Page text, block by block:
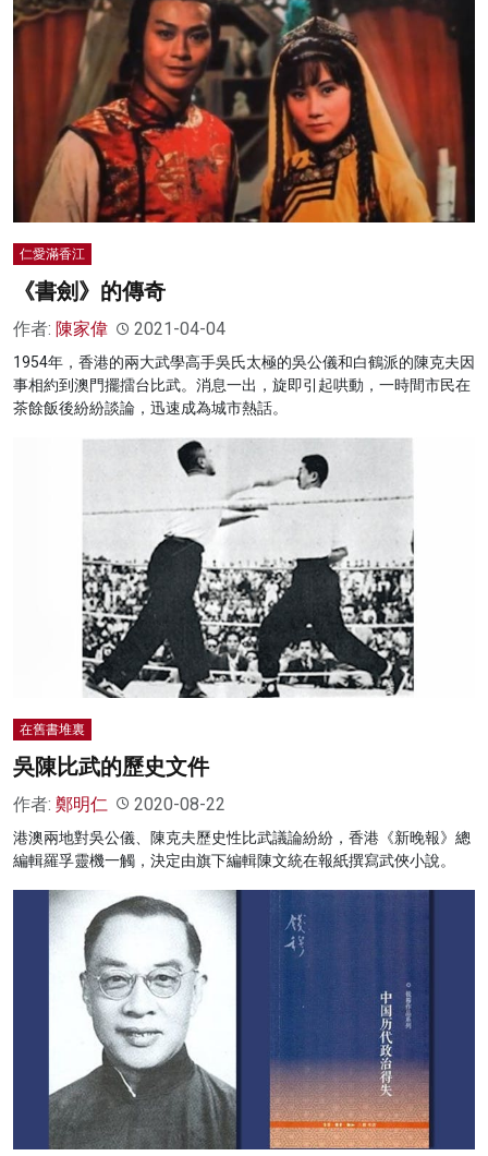
仁愛滿香江
《書劍》的傳奇
作者: 陳家偉 2021-04-04
1954年，香港的兩大武學高手吳氏太極的吳公儀和白鶴派的陳克夫因
事相約到澳門擺擂台比武。消息一出，旋即引起哄動，一時間市民在
茶餘飯後紛紛談論，迅速成為城市熱話。
在舊書堆裏
吳陳比武的歷史文件
作者: 鄭明仁 2020-08-22
港澳兩地對吳公儀、陳克夫歷史性比武議論紛紛，香港《新晚報》總
編輯羅孚靈機一觸，決定由旗下編輯陳文統在報紙撰寫武俠小說。